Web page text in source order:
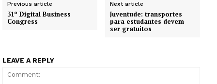
Previous article
31º Digital Business
Congress
Next article
Juventude: transportes
para estudantes devem
ser gratuitos
LEAVE A REPLY